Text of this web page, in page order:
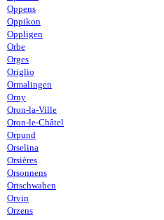
Oppens
Oppikon
Oppligen
Orbe
Orges
Origlio
Ormalingen
Orny
Oron-la-Ville
Oron-le-Châtel
Orpund
Orselina
Orsières
Orsonnens
Ortschwaben
Orvin
Orzens